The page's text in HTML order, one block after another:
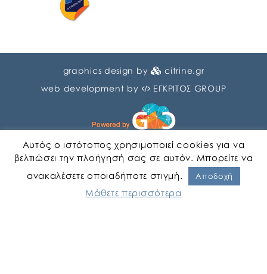
graphics design by
citrine.gr
web development by
ΕΓΚΡΙΤΟΣ GROUP
Αυτός ο ιστότοπος χρησιμοποιεί cookies για να
βελτιώσει την πλοήγησή σας σε αυτόν. Μπορείτε να
ανακαλέσετε οποιαδήποτε στιγμή.
Αποδοχή
Μάθετε περισσότερα
Αγγλικα Ελληνικα